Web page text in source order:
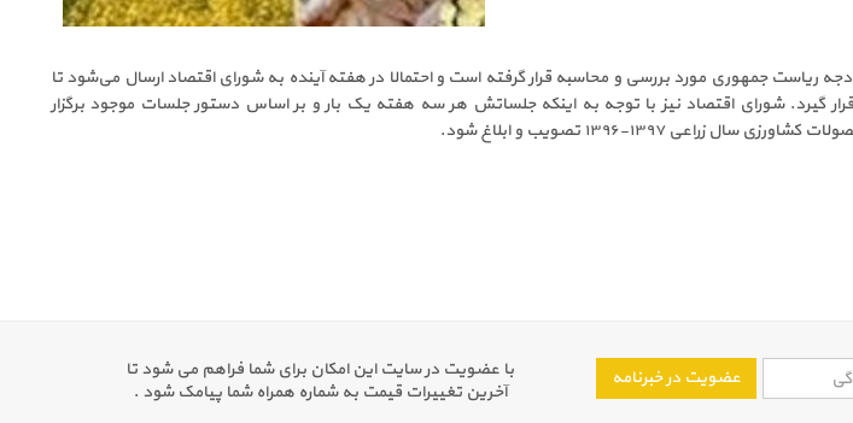
ریاست جمهوری مورد بررسی و محاسبه قرار گرفته است و احتمالا در هفته آینده به شورای اقتصاد ارسال می‌شود تا
گیرد. شورای اقتصاد نیز با توجه به اینکه جلساتش هر سه هفته یک بار و بر اساس دستور جلسات موجود برگزار
۱۳۹۷-۱۳۹۶ تصویب و ابلاغ شود.
عضویت در خبرنامه
با عضویت در سایت این امکان برای شما فراهم می شود تا
آخرین تغییرات قیمت به شماره همراه شما پیامک شود .